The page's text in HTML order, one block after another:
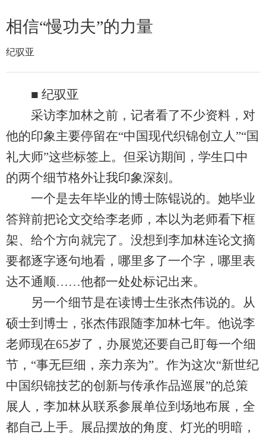
相信“慢功夫”的力量
纪驭亚
■ 纪驭亚
采访李加林之前，记者看了不少资料，对
他的印象主要停留在“中国现代织锦创立人”“国
礼大师”这些标签上。但采访期间，学生口中
的两个细节格外让我印象深刻。
一个是去年毕业的博士陈锟说的。她毕业
答辩前把论文交给李老师，本以为老师看下框
架、给个方向就完了。没想到李加林连论文摘
要都逐字逐句地看，哪里多了一个字，哪里表
达不通顺……他都一处处标记出来。
另一个细节是在读博士生张杰伟说的。从
硕士到博士，张杰伟跟随李加林七年。他说李
老师现在65岁了，办展览还要自己盯每一个细
节，“事无巨细，亲力亲为”。作为这次“新世纪
中国织锦技艺的创新与传承作品巡展”的总策
展人，李加林从联系参展单位到场地布展，全
都自己上手。展品摆放的角度、灯光的明暗，